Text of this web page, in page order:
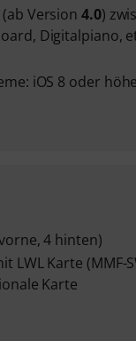
Version4.0)
Digitalpiano,
iOS 8 oder
4 hinten)
LWL Karte (MMF-
Karte